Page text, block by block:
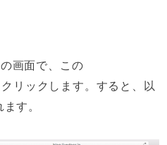
画面で、この
リックします。すると、以
す。